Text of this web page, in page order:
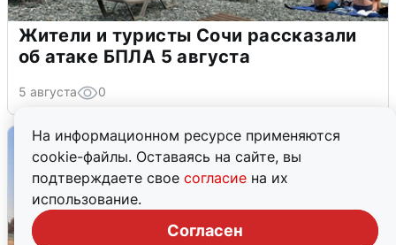
На информационном ресурсе применяются
cookie-файлы. Оставаясь на сайте, вы
подтверждаете свое согласие на их
использование.
Согласен
Жители и туристы Сочи рассказали
об атаке БПЛА 5 августа
5 августа 0